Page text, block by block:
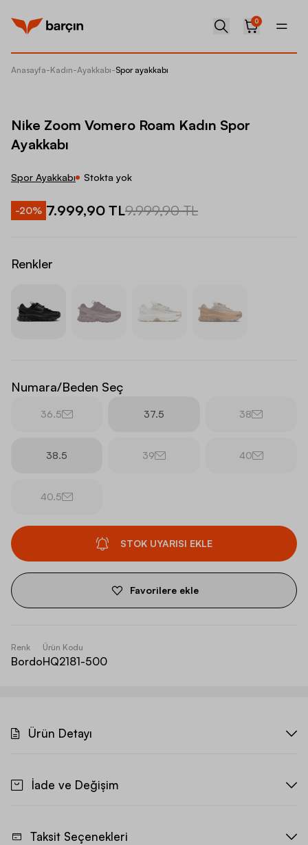
0
Anasayfa-Kadın-Ayakkabı-Spor ayakkabı
Nike Zoom Vomero Roam Kadın Spor
Ayakkabı
Spor Ayakkabı Stokta yok
-20% 7.999,90 TL9.999,90 TL
Renkler
Numara/Beden Seç
36.5 37.5 38
38.5 39 40
40.5
STOK UYARISI EKLE
Favorilere ekle
Renk
Bordo
Ürün Kodu
HQ2181-500
Ürün Detayı
İade ve Değişim
Taksit Seçenekleri